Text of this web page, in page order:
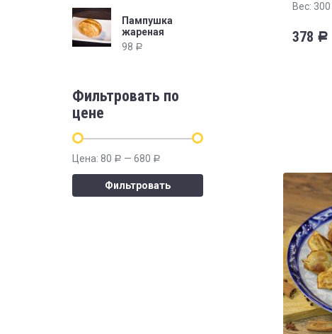
Пампушка
жареная
98 Р
Фильтровать по
цене
Фильтровать
Цена: 80 Р — 680 Р
Вес: 300
378 Р